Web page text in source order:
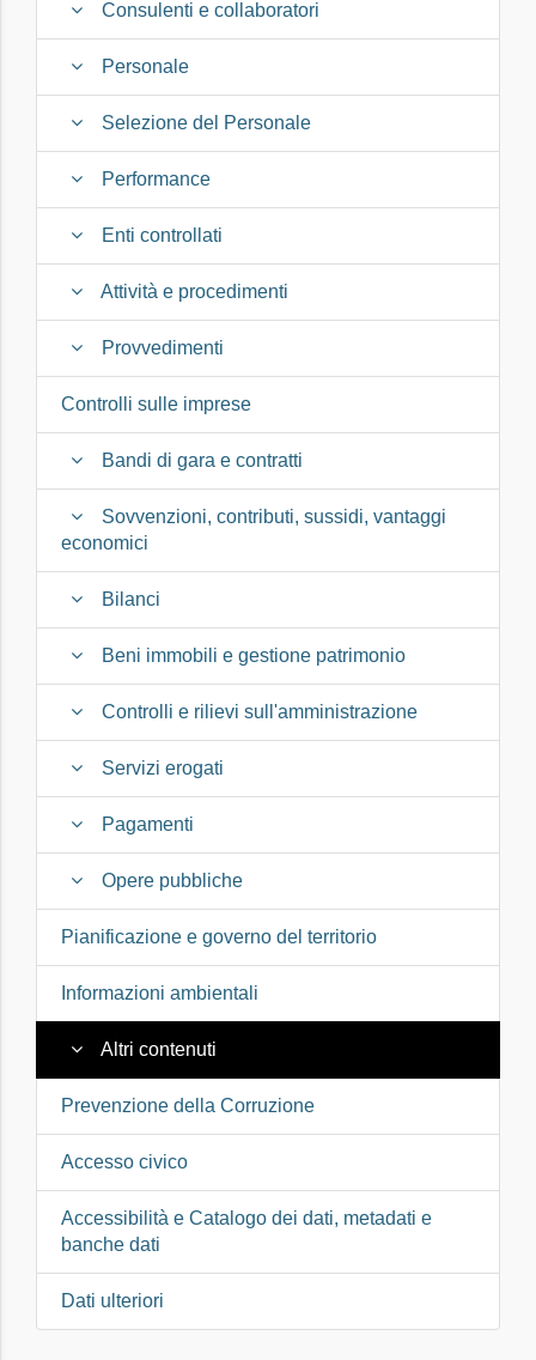
Consulenti e collaboratori
Personale
Selezione del Personale
Performance
Enti controllati
Attività e procedimenti
Provvedimenti
Controlli sulle imprese
Bandi di gara e contratti
Sovvenzioni, contributi, sussidi, vantaggi
economici
Bilanci
Beni immobili e gestione patrimonio
Controlli e rilievi sull'amministrazione
Servizi erogati
Pagamenti
Opere pubbliche
Pianificazione e governo del territorio
Informazioni ambientali
Altri contenuti
Prevenzione della Corruzione
Accesso civico
Accessibilità e Catalogo dei dati, metadati e
banche dati
Dati ulteriori